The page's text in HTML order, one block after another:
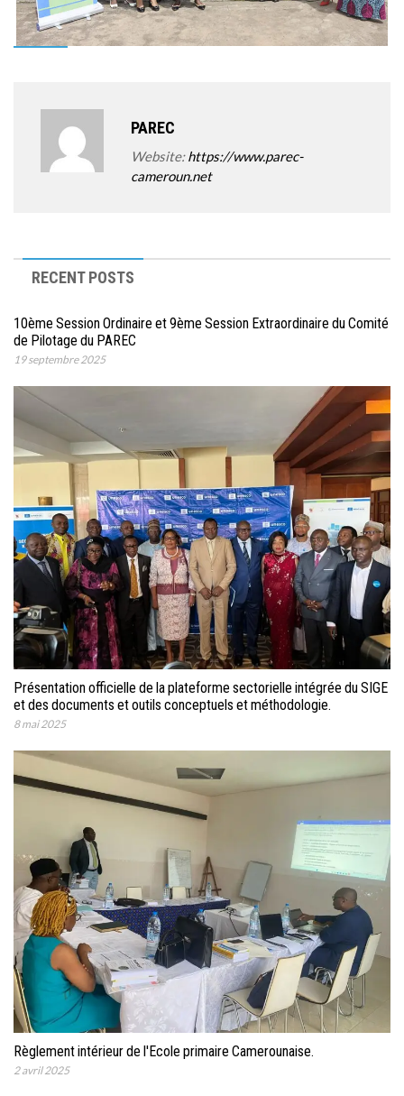
PAREC
Website:https://www.parec-
cameroun.net
RECENT POSTS
10ème Session Ordinaire et 9ème Session Extraordinaire du Comité
de Pilotage du PAREC
19 septembre 2025
Présentation officielle de la plateforme sectorielle intégrée du SIGE
et des documents et outils conceptuels et méthodologie.
8 mai 2025
Règlement intérieur de l'Ecole primaire Camerounaise.
2 avril 2025